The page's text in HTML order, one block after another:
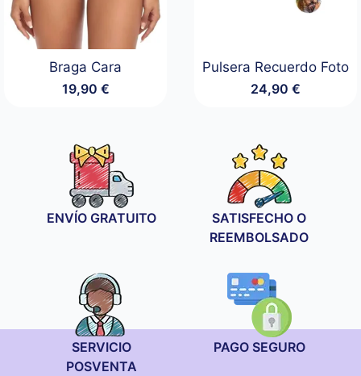
Braga Cara
19,90 €
Pulsera Recuerdo Foto
24,90 €
ENVÍO GRATUITO
SATISFECHO O
REEMBOLSADO
SERVICIO
POSVENTA
PAGO SEGURO